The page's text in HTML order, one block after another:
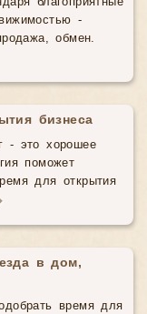
-
обмен.
бизнеса
- это хорошее
поможет
для открытия
в дом,
время для